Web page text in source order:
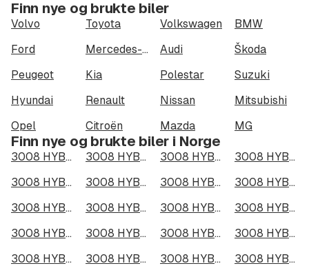
Finn nye og brukte biler
Volvo Toyota Volkswagen
BMW
Ford
Mercedes-Benz Audi
Škoda
Peugeot
Kia Polestar
Suzuki
Hyundai
Renault Nissan
Mitsubishi
Opel
Citroën Mazda MG
Finn nye og brukte biler i Norge
3008 HYBRID4 300 i Oslo 3008 HYBRID4 300 i Bergen 3008 HYBRID4 300 i Trondheim
3008 HYBRID4 300 i Stavanger
3008 HYBRID4 300 i Kristiansand
3008 HYBRID4 300 i Fredrikstad 3008 HYBRID4 300 i Drammen
3008 HYBRID4 300 i Skien
3008 HYBRID4 300 i Tromsø
3008 HYBRID4 300 i Ålesund 3008 HYBRID4 300 i Moss
3008 HYBRID4 300 i Porsgrunn
3008 HYBRID4 300 i Bodø
3008 HYBRID4 300 i Arendal 3008 HYBRID4 300 i Hamar
3008 HYBRID4 300 i Larvik
3008 HYBRID4 300 i Halden
3008 HYBRID4 300 i Lillehammer 3008 HYBRID4 300 i Molde
3008 HYBRID4 300 i Kongsberg